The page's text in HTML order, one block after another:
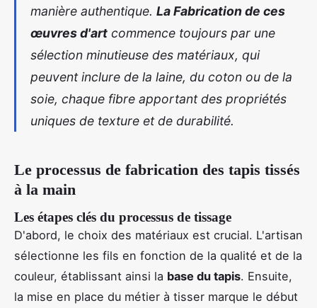
manière authentique. La Fabrication de ces
œuvres d'art commence toujours par une
sélection minutieuse des matériaux, qui
peuvent inclure de la laine, du coton ou de la
soie, chaque fibre apportant des propriétés
uniques de texture et de durabilité.
Le processus de fabrication des tapis tissés
à la main
Les étapes clés du processus de tissage
D'abord, le choix des matériaux est crucial. L'artisan
sélectionne les fils en fonction de la qualité et de la
couleur, établissant ainsi la base du tapis. Ensuite,
la mise en place du métier à tisser marque le début